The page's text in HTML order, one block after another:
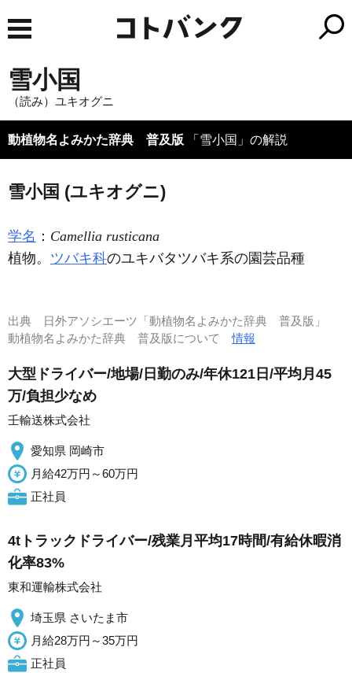
雪小国
（読み）ユキオグニ
動植物名よみかた辞典 普及版 「雪小国」の解説
雪小国 (ユキオグニ)
学名 ： Camellia rusticana
植物。 ツバキ科のユキバタツバキ系の園芸品種
出典
日外アソシエーツ「動植物名よみかた辞典 普及版」
動植物名よみかた辞典 普及版について情報
大型ドライバー/地場/日勤のみ/年休121日/平均月45
万/負担少なめ
壬輸送株式会社
愛知県 岡崎市
月給42万円～60万円
正社員
4tトラックドライバー/残業月平均17時間/有給休暇消
化率83%
東和運輸株式会社
埼玉県 さいたま市
月給28万円～35万円
正社員